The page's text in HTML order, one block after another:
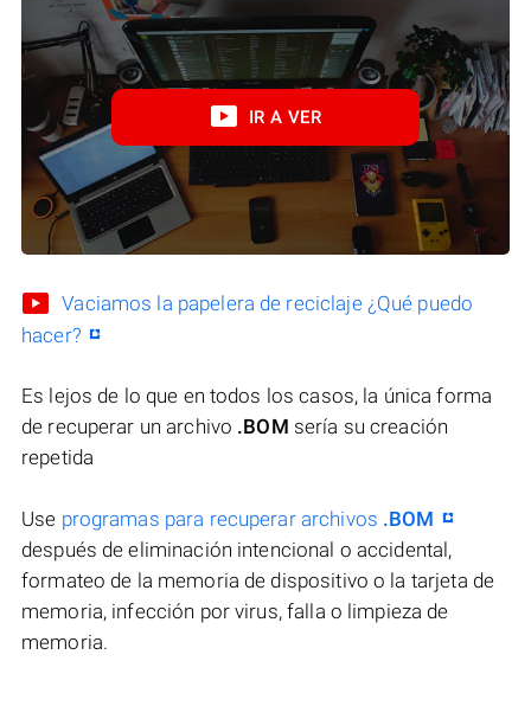
IR A VER
Vaciamos la papelera de reciclaje ¿Qué puedo
hacer?
Es lejos de lo que en todos los casos, la única forma
de recuperar un archivo .BOM sería su creación
repetida
Use programas para recuperar archivos .BOM
después de eliminación intencional o accidental,
formateo de la memoria de dispositivo o la tarjeta de
memoria, infección por virus, falla o limpieza de
memoria.